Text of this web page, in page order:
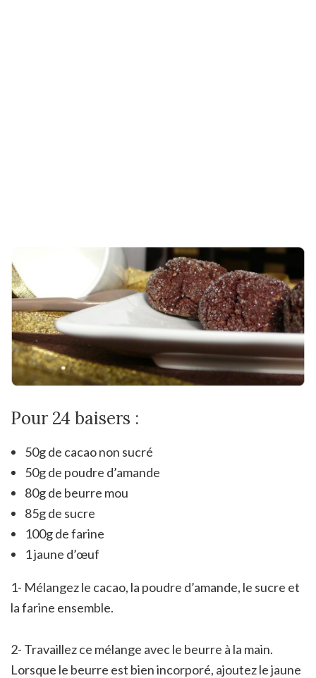
Pour 24 baisers :
50g de cacao non sucré
50g de poudre d’amande
80g de beurre mou
85g de sucre
100g de farine
1 jaune d’œuf
1- Mélangez le cacao, la poudre d’amande, le sucre et
la farine ensemble.
2- Travaillez ce mélange avec le beurre à la main.
Lorsque le beurre est bien incorporé, ajoutez le jaune